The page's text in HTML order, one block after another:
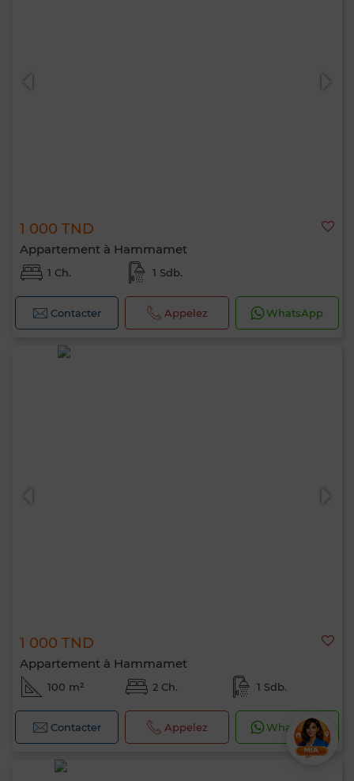
1 000 TND
Appartement à Hammamet
1 Ch. 1 Sdb.
Contacter Appelez WhatsApp
1 000 TND
Appartement à Hammamet
100 m² 2 Ch. 1 Sdb.
Contacter Appelez WhatsApp